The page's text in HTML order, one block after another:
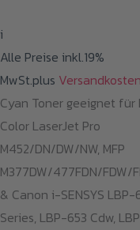
i
Alle Preise inkl.19%
MwSt.plus
Cyan Toner geeignet für
Color LaserJet Pro
M452/DN/DW/NW, MFP
M377DW/477FDN/FDW/
& Canon i-SENSYS
Series, LBP-653 Cdw,